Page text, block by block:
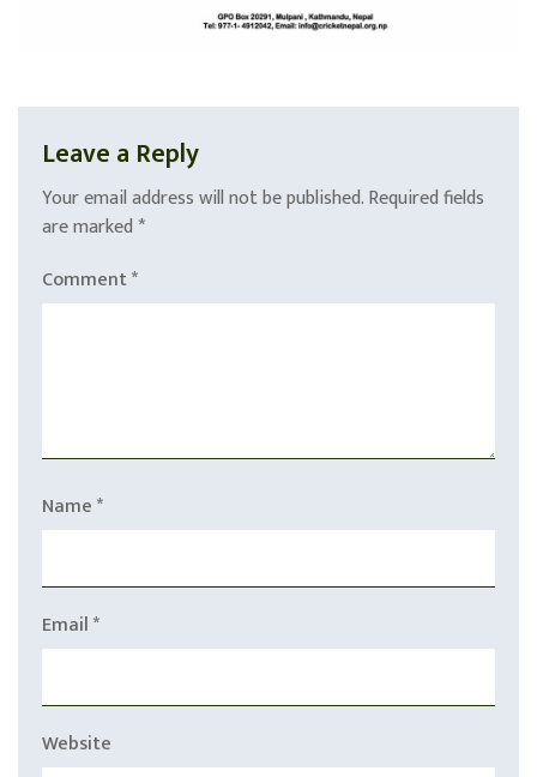
Leave a Reply
Your email address will not be published.Required fields
are marked *
Comment*
Name*
Email*
Website